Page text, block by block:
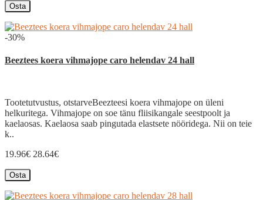
Osta
-30%
Beeztees koera vihmajope caro helendav 24 hall
Tootetutvustus, otstarveBeezteesi koera vihmajope on üleni
helkuritega. Vihmajope on soe tänu fliisikangale seestpoolt ja
kaelaosas. Kaelaosa saab pingutada elastsete nööridega. Nii on teie
k..
19.96€ 28.64€
Osta